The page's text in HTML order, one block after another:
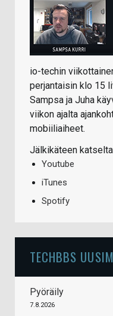
io-techin
perjantaisin klo 15
Sampsa ja Juha
viikon ajalta
mobiiliaiheet.
Jälkikäteen
Youtube
iTunes
Spotify
TECHBBS
Pyöräily
7.8.2026